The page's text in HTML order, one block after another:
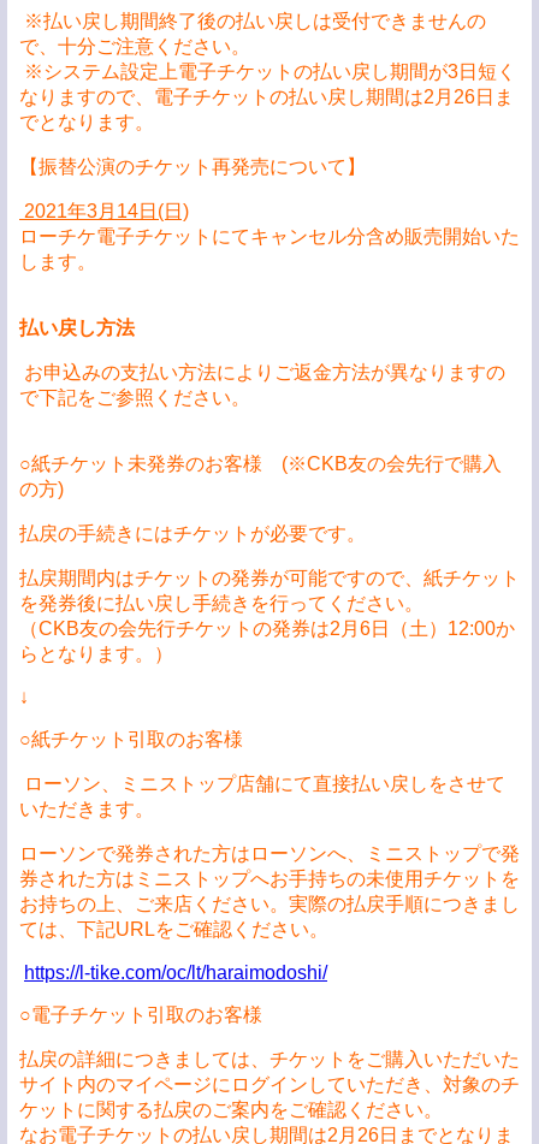
※払い戻し期間終了後の払い戻しは受付できませんの
で、十分ご注意ください。
※システム設定上電子チケットの払い戻し期間が3日短く
なりますので、電子チケットの払い戻し期間は2月26日ま
でとなります。
【振替公演のチケット再発売について】
2021年3月14日(日)
ローチケ電子チケットにてキャンセル分含め販売開始いた
します。
払い戻し方法
お申込みの支払い方法によりご返金方法が異なりますの
で下記をご参照ください。
○紙チケット未発券のお客様 (※CKB友の会先行で購入
の方)
払戻の手続きにはチケットが必要です。
払戻期間内はチケットの発券が可能ですので、紙チケット
を発券後に払い戻し手続きを行ってください。
（CKB友の会先行チケットの発券は2月6日（土）12:00か
らとなります。）
↓
○紙チケット引取のお客様
ローソン、ミニストップ店舗にて直接払い戻しをさせて
いただきます。
ローソンで発券された方はローソンへ、ミニストップで発
券された方はミニストップへお手持ちの未使用チケットを
お持ちの上、ご来店ください。実際の払戻手順につきまし
ては、下記URLをご確認ください。
https://l-tike.com/oc/lt/haraimodoshi/
○電子チケット引取のお客様
払戻の詳細につきましては、チケットをご購入いただいた
サイト内のマイページにログインしていただき、対象のチ
ケットに関する払戻のご案内をご確認ください。
なお電子チケットの払い戻し期間は2月26日までとなりま